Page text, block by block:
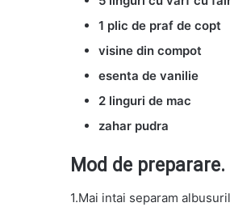
1 plic de praf de copt
visine din compot
esenta de vanilie
2 linguri de mac
zahar pudra
Mod de preparare.
1.Mai intai separam